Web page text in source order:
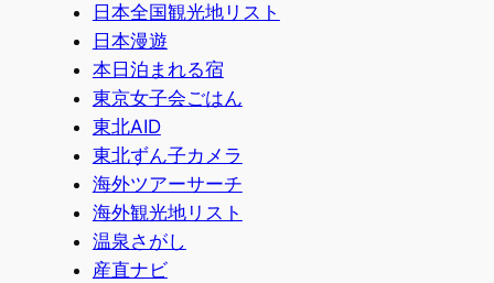
日本全国観光地リスト
日本漫遊
本日泊まれる宿
東京女子会ごはん
東北AID
東北ずん子カメラ
海外ツアーサーチ
海外観光地リスト
温泉さがし
産直ナビ